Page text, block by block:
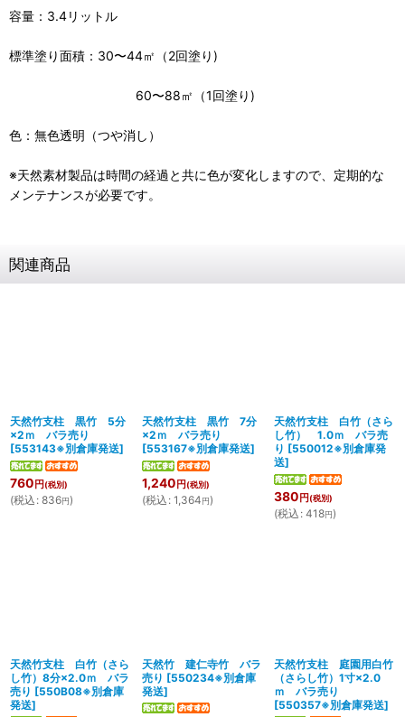
容量：3.4リットル
標準塗り面積：30〜44㎡（2回塗り)
60〜88㎡（1回塗り)
色：無色透明（つや消し）
※天然素材製品は時間の経過と共に色が変化しますので、定期的な
メンテナンスが必要です。
関連商品
天然竹支柱 黒竹 5分
×2ｍ バラ売り
[553143※別倉庫発送]
760 円(税別)
(税込 : 836円)
天然竹支柱 黒竹 7分
×2ｍ バラ売り
[553167※別倉庫発送]
1,240 円(税別)
(税込 : 1,364円)
天然竹支柱 白竹（さら
し竹） 1.0ｍ バラ売
り [550012※別倉庫発
送]
380 円(税別)
(税込 : 418円)
天然竹支柱 白竹（さら
し竹）8分×2.0ｍ バラ
売り [550B08※別倉庫
発送]
天然竹 建仁寺竹 バラ
売り [550234※別倉庫
発送]
天然竹支柱 庭園用白竹
（さらし竹）1寸×2.0
ｍ バラ売り
[550357※別倉庫発送]